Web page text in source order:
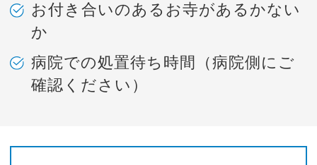
お付き合いのあるお寺があるかない
か
病院での処置待ち時間（病院側にご
確認ください）